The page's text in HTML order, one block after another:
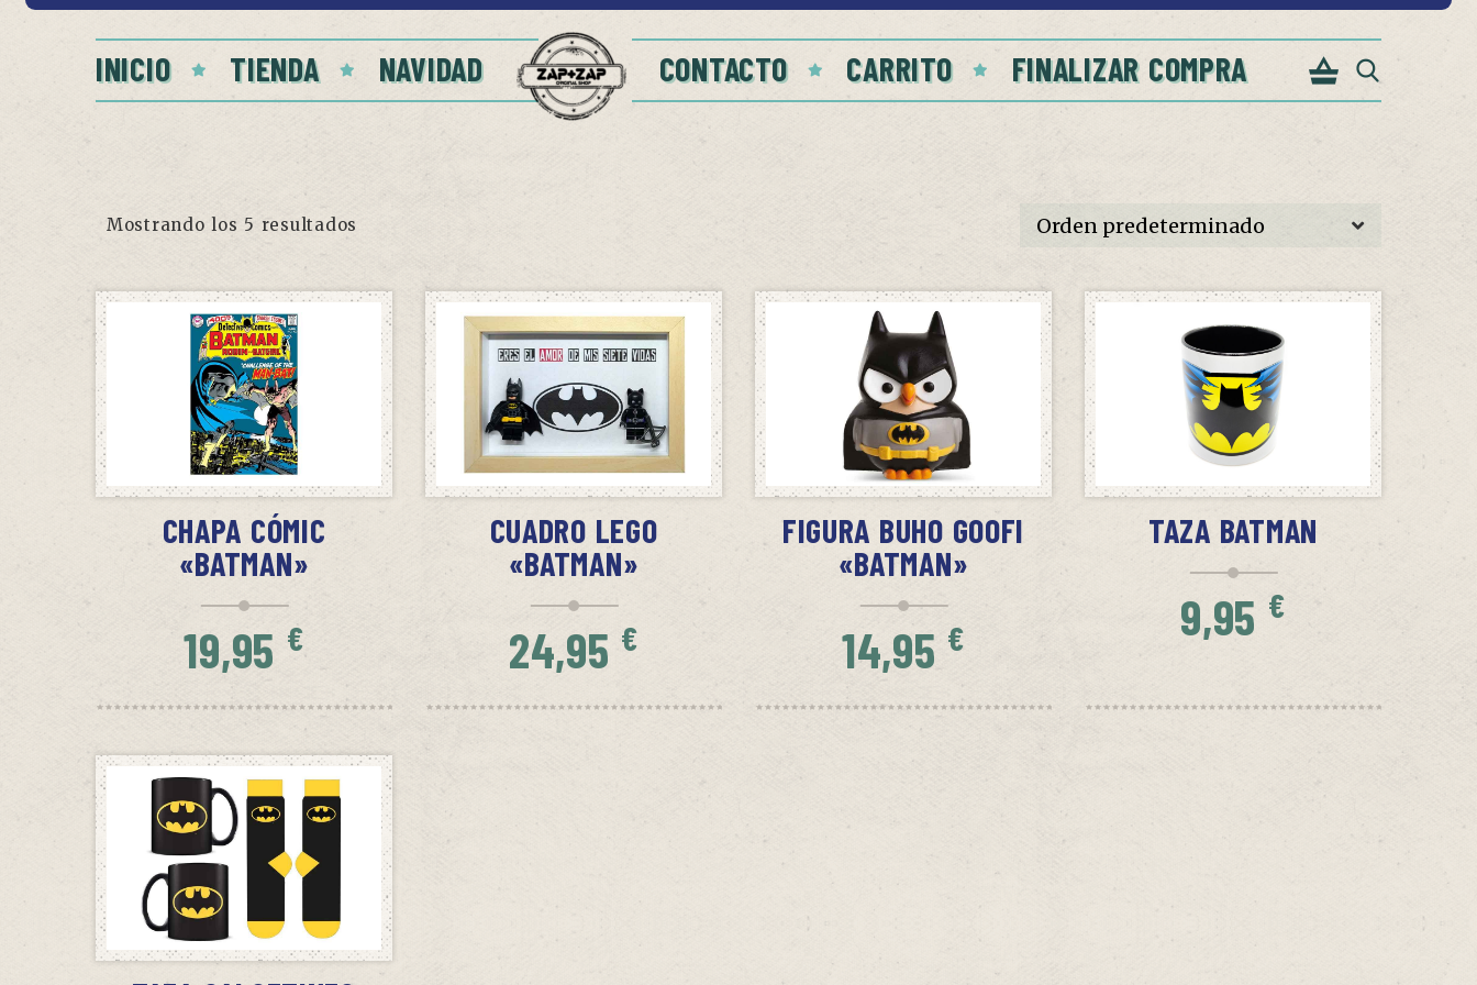
INICIO TIENDA NAVIDAD CONTACTO CARRITO FINALIZAR COMPRA
Mostrando los 5 resultados
SIN STOCK
AVÍSAME CUANDO HAYA STOCK
CHAPA CÓMIC
«BATMAN»
19,95 €
AÑADIR AL CARRITO
CUADRO LEGO
«BATMAN»
24,95 €
SIN STOCK
AVÍSAME CUANDO HAYA STOCK
FIGURA BUHO GOOFI
«BATMAN»
14,95 €
AÑADIR AL CARRITO
TAZA BATMAN
9,95 €
SIN STOCK
AVÍSAME CUANDO HAYA STOCK